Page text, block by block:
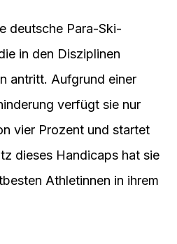
deutsche Para-Ski-
in den Disziplinen
antritt. Aufgrund einer
verfügt sie nur
vier Prozent und startet
dieses Handicaps hat sie
Athletinnen in ihrem